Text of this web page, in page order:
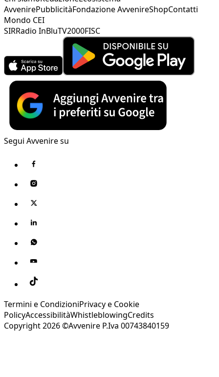
AvvenirePubblicitàFondazione AvvenireShopContatti
Mondo CEI
SIRRadio InBluTV2000FISC
Segui Avvenire su
Termini e CondizioniPrivacy e Cookie
PolicyAccessibilitàWhistleblowingCredits
Copyright 2026 ©Avvenire P.Iva 00743840159